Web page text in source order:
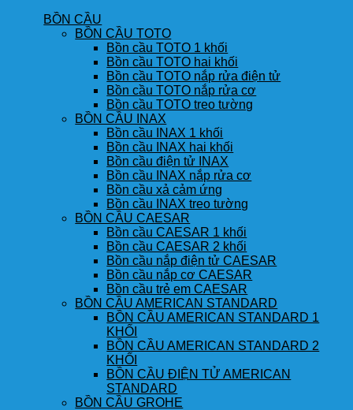
BỒN CẦU
BỒN CẦU TOTO
Bồn cầu TOTO 1 khối
Bồn cầu TOTO hai khối
Bồn cầu TOTO nắp rửa điện tử
Bồn cầu TOTO nắp rửa cơ
Bồn cầu TOTO treo tường
BỒN CẦU INAX
Bồn cầu INAX 1 khối
Bồn cầu INAX hai khối
Bồn cầu điện tử INAX
Bồn cầu INAX nắp rửa cơ
Bồn cầu xả cảm ứng
Bồn cầu INAX treo tường
BỒN CẦU CAESAR
Bồn cầu CAESAR 1 khối
Bồn cầu CAESAR 2 khối
Bồn cầu nắp điện tử CAESAR
Bồn cầu nắp cơ CAESAR
Bồn cầu trẻ em CAESAR
BỒN CẦU AMERICAN STANDARD
BỒN CẦU AMERICAN STANDARD 1
KHỐI
BỒN CẦU AMERICAN STANDARD 2
KHỐI
BỒN CẦU ĐIỆN TỬ AMERICAN
STANDARD
BỒN CẦU GROHE